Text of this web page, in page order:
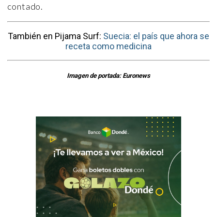
contado.
También en Pijama Surf: Suecia: el país que ahora se
receta como medicina
Imagen de portada: Euronews